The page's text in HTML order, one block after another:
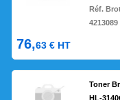
Réf.
4213089
76,63 € HT
Toner
HL-